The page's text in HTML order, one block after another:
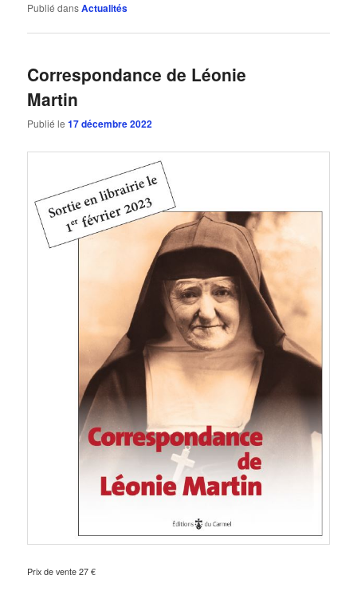
Publié dansActualités
Correspondance de Léonie
Martin
Publié le17 décembre 2022
Prix de vente 27 €